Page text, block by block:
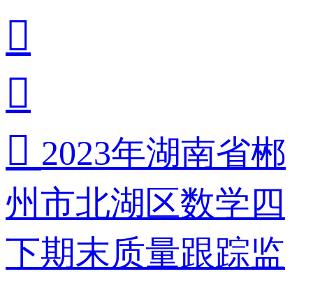


 2023年湖南省郴
州市北湖区数学四
下期末质量跟踪监